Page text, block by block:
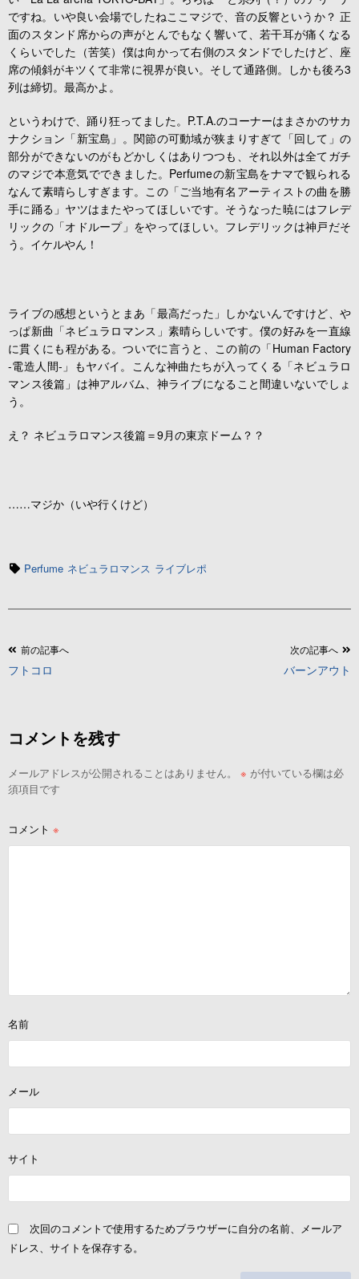
ですね。いや良い会場でしたねここマジで、音の反響というか？ 正
面のスタンド席からの声がとんでもなく響いて、若干耳が痛くなる
くらいでした（苦笑）僕は向かって右側のスタンドでしたけど、座
席の傾斜がキツくて非常に視界が良い。そして通路側。しかも後ろ3
列は締切。最高かよ。
というわけで、踊り狂ってました。P.T.A.のコーナーはまさかのサカ
ナクション「新宝島」。関節の可動域が狭まりすぎて「回して」の
部分ができないのがもどかしくはありつつも、それ以外は全てガチ
のマジで本意気でできました。Perfumeの新宝島をナマで観られる
なんて素晴らしすぎます。この「ご当地有名アーティストの曲を勝
手に踊る」ヤツはまたやってほしいです。そうなった暁にはフレデ
リックの「オドループ」をやってほしい。フレデリックは神戸だそ
う。イケルやん！
ライブの感想というとまあ「最高だった」しかないんですけど、や
っぱ新曲「ネビュラロマンス」素晴らしいです。僕の好みを一直線
に貫くにも程がある。ついでに言うと、この前の「Human Factory
-電造人間-」もヤバイ。こんな神曲たちが入ってくる「ネビュラロ
マンス後篇」は神アルバム、神ライブになること間違いないでしょ
う。
え？ ネビュラロマンス後篇＝9月の東京ドーム？？
……マジか（いや行くけど）
タ Perfume ネビュラロマンス ライブレポ
投
稿
ゲ
ー
シ
ン
前の記事へ
フトコロ
次の記事へ
バーンアウト
コメントを残す
メールアドレスが公開されることはありません。 ※ が付いている欄は必
須項目です
コメント ※
名前
メール
サイト
次回のコメントで使用するためブラウザーに自分の名前、メールア
ドレス、サイトを保存する。